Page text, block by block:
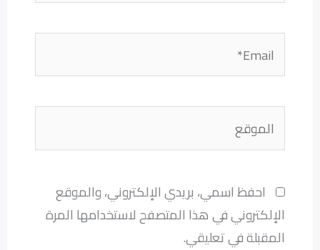
احفظ اسمي، بريدي الإلكتروني، والموقع
الإلكتروني في هذا المتصفح لاستخدامها المرة
المقبلة في تعليقي.